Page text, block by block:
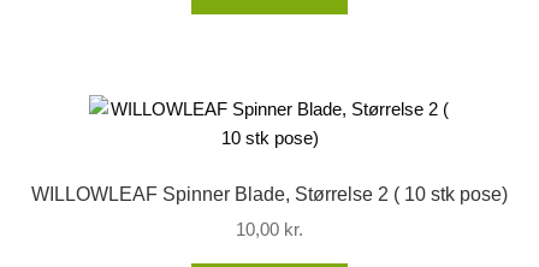
WILLOWLEAF Spinner Blade, Størrelse 2 ( 10 stk pose)
10,00 kr.